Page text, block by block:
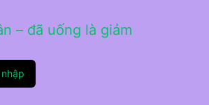
– đã uống là giảm